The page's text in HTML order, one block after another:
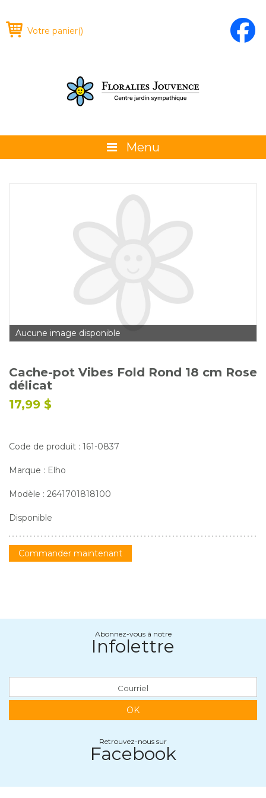
Votre panier()
Menu
La boutique
Promotions et évènements
Calendrier horticole
Emplois
Service à la clientèle
Nous joindre
Aucune image disponible
Cache-pot Vibes Fold Rond 18 cm Rose
délicat
17,99 $
Code de produit : 161-0837
Marque : Elho
Modèle : 2641701818100
Disponible
Commander maintenant
Abonnez-vous à notre
Infolettre
OK
Retrouvez-nous sur
Facebook